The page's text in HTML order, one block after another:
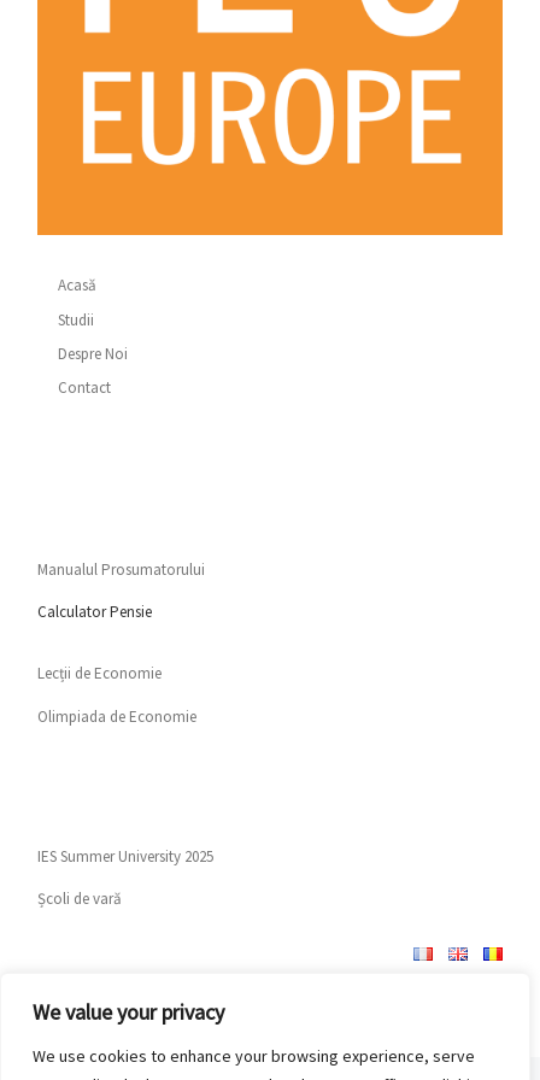
We value your privacy
We use cookies to enhance your browsing experience, serve
Acasă
Studii
Despre Noi
Contact
Manualul Prosumatorului
Calculator Pensie
Lecții de Economie
Olimpiada de Economie
IES Summer University 2025
Școli de vară